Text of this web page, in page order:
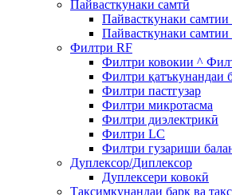
Пайвасткунаки самтӣ
Пайвасткунаки
Пайвасткунаки самтии
Филтри RF
Филтри ковокии ^
Филтри қатъкунандаи
Филтри пастгузар
Филтри микротасма
Филтри диэлектрикӣ
Филтри LC
Филтри гузариши
Дуплексор/Диплексор
Дуплексери ковокӣ
Тақсимкунандаи барқ ​​ва